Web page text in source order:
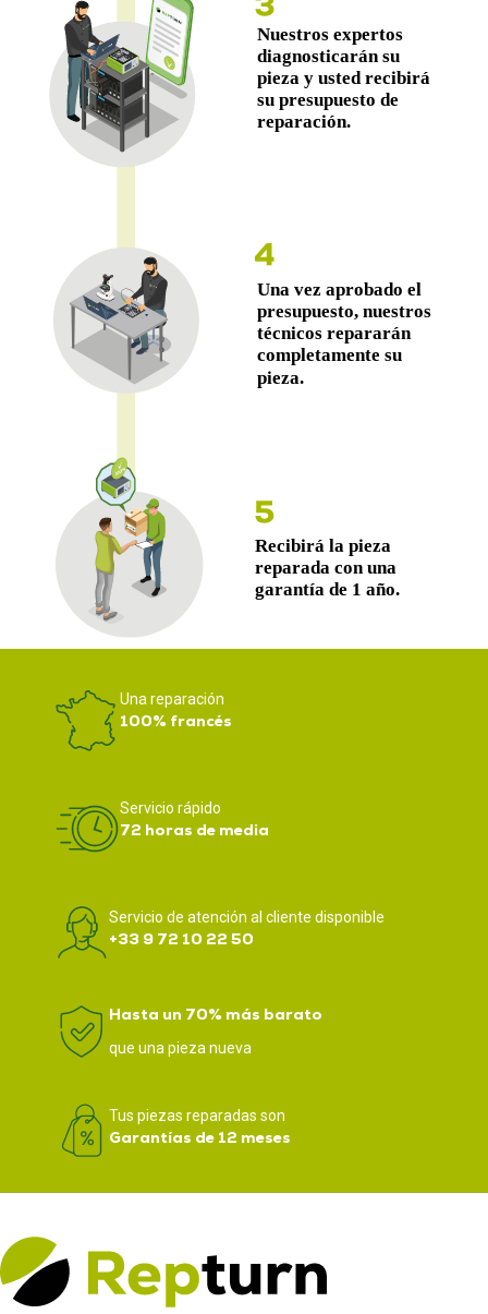
Una reparación
100% francés
Servicio rápido
72 horas de media
Servicio de atención al cliente disponible
+33 9 72 10 22 50
Hasta un 70% más barato
que una pieza nueva
Tus piezas reparadas son
Garantías de 12 meses